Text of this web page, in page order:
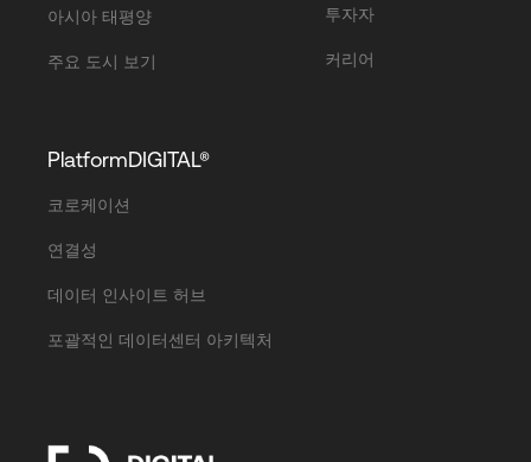
아시아 태평양
주요 도시 보기
투자자
커리어
PlatformDIGITAL®
코로케이션
연결성
데이터 인사이트 허브
포괄적인 데이터센터 아키텍처